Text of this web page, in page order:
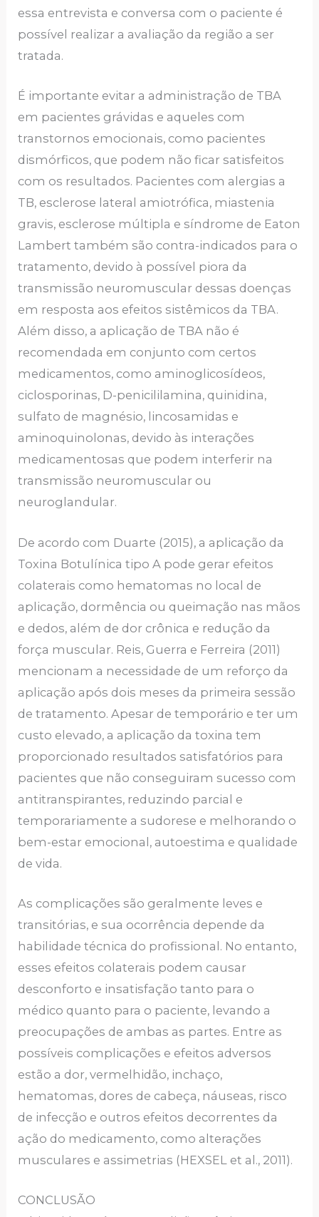
essa entrevista e conversa com o paciente é
possível realizar a avaliação da região a ser
tratada.
É importante evitar a administração de TBA
em pacientes grávidas e aqueles com
transtornos emocionais, como pacientes
dismórficos, que podem não ficar satisfeitos
com os resultados. Pacientes com alergias a
TB, esclerose lateral amiotrófica, miastenia
gravis, esclerose múltipla e síndrome de Eaton
Lambert também são contra-indicados para o
tratamento, devido à possível piora da
transmissão neuromuscular dessas doenças
em resposta aos efeitos sistêmicos da TBA.
Além disso, a aplicação de TBA não é
recomendada em conjunto com certos
medicamentos, como aminoglicosídeos,
ciclosporinas, D-penicililamina, quinidina,
sulfato de magnésio, lincosamidas e
aminoquinolonas, devido às interações
medicamentosas que podem interferir na
transmissão neuromuscular ou
neuroglandular.
De acordo com Duarte (2015), a aplicação da
Toxina Botulínica tipo A pode gerar efeitos
colaterais como hematomas no local de
aplicação, dormência ou queimação nas mãos
e dedos, além de dor crônica e redução da
força muscular. Reis, Guerra e Ferreira (2011)
mencionam a necessidade de um reforço da
aplicação após dois meses da primeira sessão
de tratamento. Apesar de temporário e ter um
custo elevado, a aplicação da toxina tem
proporcionado resultados satisfatórios para
pacientes que não conseguiram sucesso com
antitranspirantes, reduzindo parcial e
temporariamente a sudorese e melhorando o
bem-estar emocional, autoestima e qualidade
de vida.
As complicações são geralmente leves e
transitórias, e sua ocorrência depende da
habilidade técnica do profissional. No entanto,
esses efeitos colaterais podem causar
desconforto e insatisfação tanto para o
médico quanto para o paciente, levando a
preocupações de ambas as partes. Entre as
possíveis complicações e efeitos adversos
estão a dor, vermelhidão, inchaço,
hematomas, dores de cabeça, náuseas, risco
de infecção e outros efeitos decorrentes da
ação do medicamento, como alterações
musculares e assimetrias (HEXSEL et al., 2011).
CONCLUSÃO